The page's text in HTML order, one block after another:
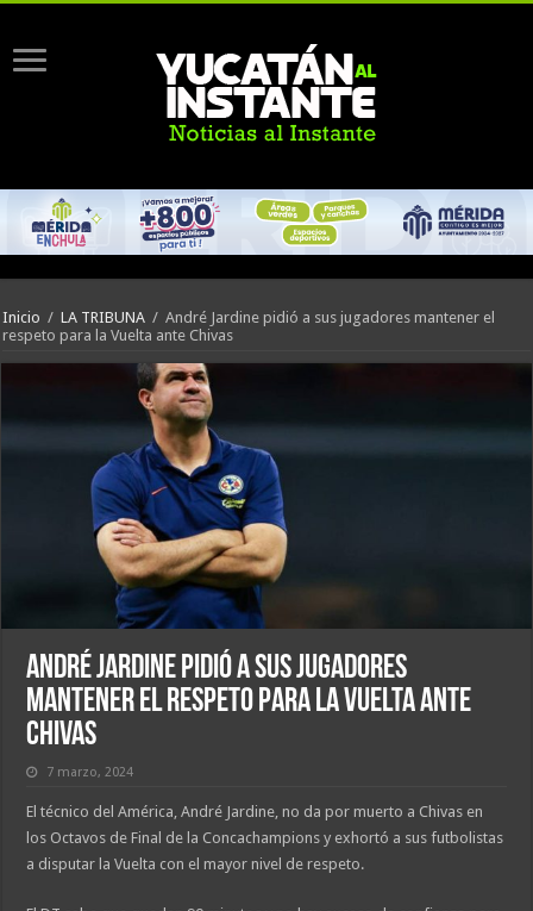
Inicio / LA TRIBUNA / André Jardine pidió a sus jugadores mantener el
respeto para la Vuelta ante Chivas
André Jardine pidió a sus jugadores
mantener el respeto para la Vuelta ante
Chivas
7 marzo, 2024
El técnico del América, André Jardine, no da por muerto a Chivas en
los Octavos de Final de la Concachampions y exhortó a sus futbolistas
a disputar la Vuelta con el mayor nivel de respeto.